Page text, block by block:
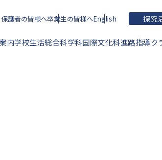
護者の皆様へ卒業生の皆様へEnglish 探究
内学校生活総合科学科国際文化科進路指導ク